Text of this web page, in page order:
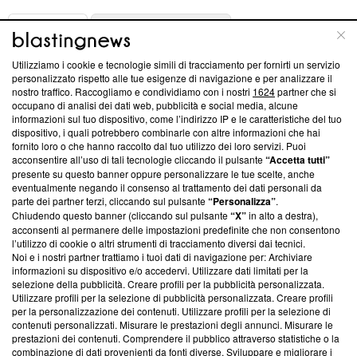
ABOUT
Questa sezione offre informazioni trasparenti su Blasting
News, sui nostri processi editoriali e su come ci impegniamo a
creare news di qualità. Inoltre, afferma la nostra aderenza a
‘Trust Project - News with Integrity’Blasting News non è
ancora membro del programma, ma ha richiesto di farne
parte; Trust Project non ha ancora effettuato una verifica di
conformità agli standard.
Su di noi
Team editoriale
Corporate
Redazione
Informativa Privacy
Cookie Policy
Utilizziamo i cookie e tecnologie simili di tracciamento per fornirti un servizio
personalizzato rispetto alle tue esigenze di navigazione e per analizzare il
nostro traffico. Raccogliamo e condividiamo con i nostri 1624partner che si
occupano di analisi dei dati web, pubblicità e social media, alcune
informazioni sul tuo dispositivo, come l’indirizzo IP e le caratteristiche del tuo
dispositivo, i quali potrebbero combinarle con altre informazioni che hai
fornito loro o che hanno raccolto dal tuo utilizzo dei loro servizi. Puoi
acconsentire all’uso di tali tecnologie cliccando il pulsante“Accetta tutti”
presente su questo banner oppure personalizzare le tue scelte, anche
eventualmente negando il consenso al trattamento dei dati personali da
parte dei partner terzi, cliccando sul pulsante“Personalizza”.
Chiudendo questo banner (cliccando sul pulsante“X”in alto a destra),
acconsenti al permanere delle impostazioni predefinite che non consentono
l’utilizzo di cookie o altri strumenti di tracciamento diversi dai tecnici.
Noi e i nostri partner trattiamo i tuoi dati di navigazione per: Archiviare
informazioni su dispositivo e/o accedervi. Utilizzare dati limitati per la
selezione della pubblicità. Creare profili per la pubblicità personalizzata.
Utilizzare profili per la selezione di pubblicità personalizzata. Creare profili
per la personalizzazione dei contenuti. Utilizzare profili per la selezione di
contenuti personalizzati. Misurare le prestazioni degli annunci. Misurare le
prestazioni dei contenuti. Comprendere il pubblico attraverso statistiche o la
combinazione di dati provenienti da fonti diverse. Sviluppare e migliorare i